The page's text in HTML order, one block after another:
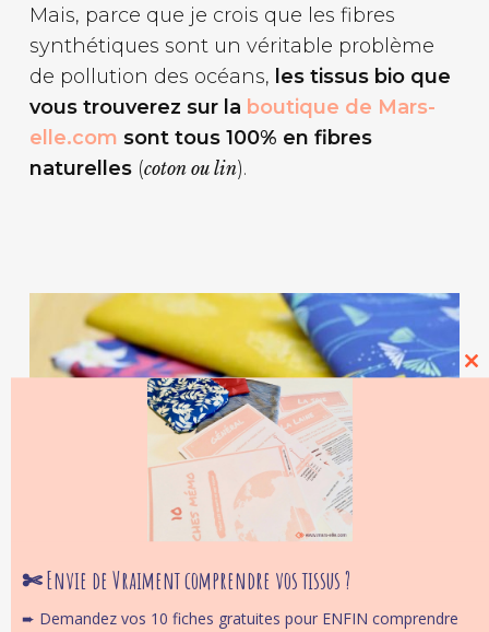
Mais, parce que je crois que les fibres
synthétiques sont un véritable problème
de pollution des océans, les tissus bio que
vous trouverez sur la boutique de Mars-
elle.com sont tous 100% en fibres
naturelles(coton ou lin).
✄ Envie de Vraiment comprendre vos tissus ?
➨ Demandez vos 10 fiches gratuites pour ENFIN comprendre